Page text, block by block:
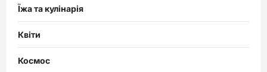
Їжа та кулінарія
Квіти
Космос